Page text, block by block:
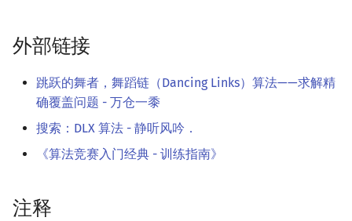
外部链接
跳跃的舞者，舞蹈链（Dancing Links）算法——求解精
确覆盖问题 - 万仓一黍
搜索：DLX 算法 - 静听风吟．
《算法竞赛入门经典 - 训练指南》
注释